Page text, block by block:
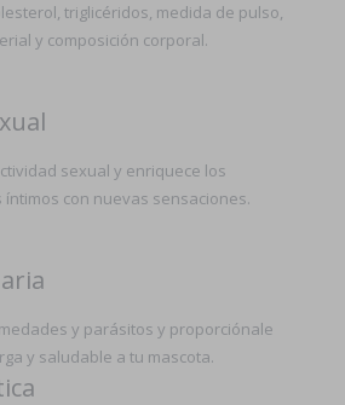
triglicéridos, medida de pulso,
y composición corporal.
sexual y enriquece los
íntimos con nuevas sensaciones.
y parásitos y proporciónale
y saludable a tu mascota.